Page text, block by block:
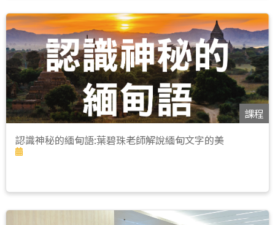
課程
認識神秘的緬甸語:葉碧珠老師解說緬甸文字的美